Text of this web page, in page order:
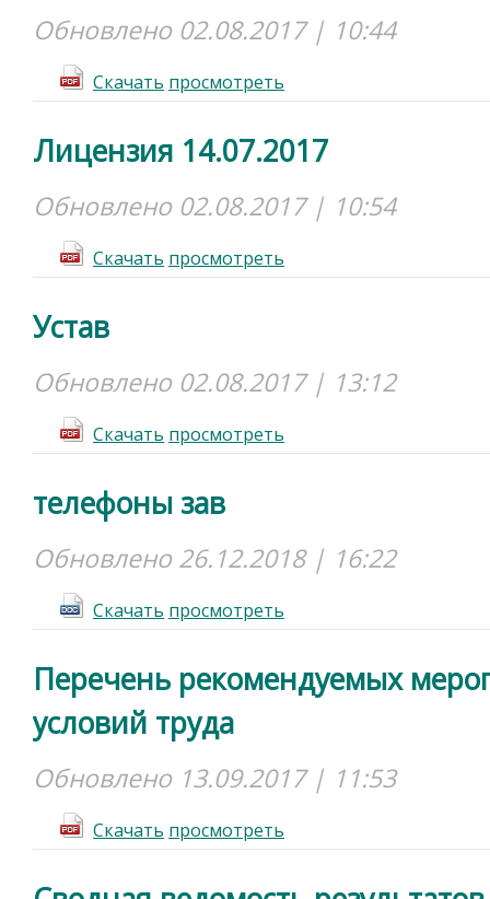
Обновлено 02.08.2017 | 10:44
Cкачать просмотреть
Лицензия 14.07.2017
Обновлено 02.08.2017 | 10:54
Cкачать просмотреть
Устав
Обновлено 02.08.2017 | 13:12
Cкачать просмотреть
телефоны зав
Обновлено 26.12.2018 | 16:22
Cкачать просмотреть
Перечень рекомендуемых
условий труда
Обновлено 13.09.2017 | 11:53
Cкачать просмотреть